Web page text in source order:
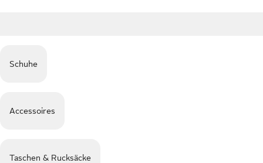
Schuhe
Accessoires
Taschen & Rucksäcke